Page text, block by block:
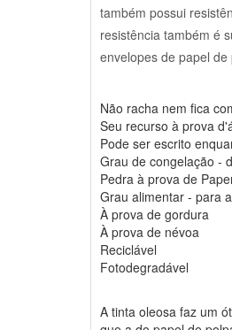
também possui
resistência também é
envelopes de papel
Não racha nem fica
Seu recurso à prova
Pode ser escrito
Grau de congelação -
Pedra à prova de
Grau alimentar - para
À prova de gordura
À prova de névoa
Reciclável
Fotodegradável
A tinta oleosa faz um